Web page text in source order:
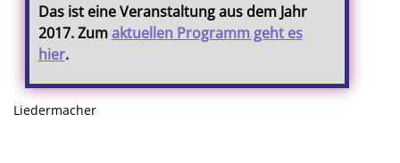
Das ist eine Veranstaltung aus dem Jahr
2017. Zumaktuellen Programm geht es
hier.
Liedermacher